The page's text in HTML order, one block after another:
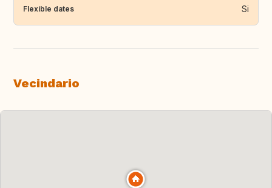
Flexible dates Si
Vecindario